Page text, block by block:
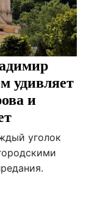
удивляет
и
уголок